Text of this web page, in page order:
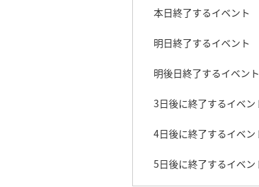
本日終了するイベント
明日終了するイベント
明後日終了するイベント
3日後に終了するイベン
4日後に終了するイベン
5日後に終了するイベン